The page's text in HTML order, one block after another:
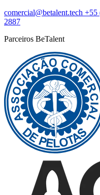
comercial@betalent.tech +55
2887
Parceiros BeTalent